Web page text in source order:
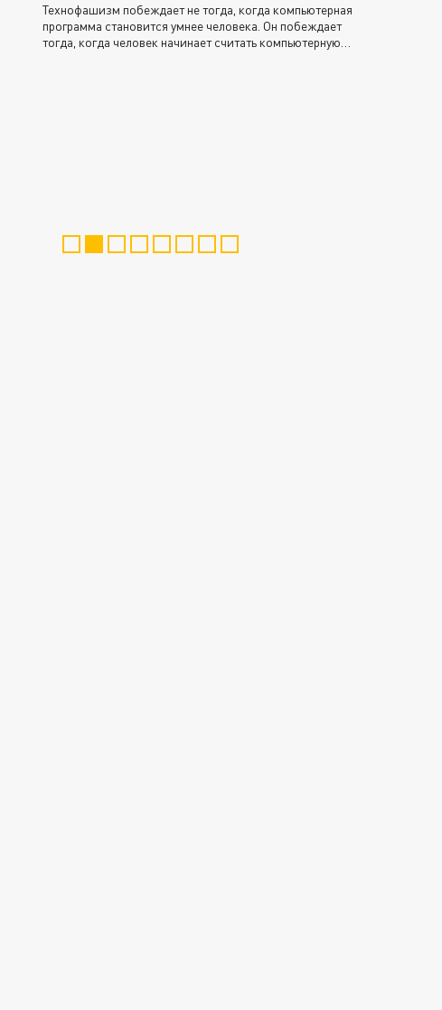
Технофашизм побеждает не тогда, когда компьютерная
программа становится умнее человека. Он побеждает
тогда, когда человек начинает считать компьютерную